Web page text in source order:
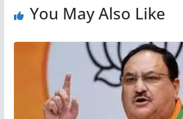
You May Also Like